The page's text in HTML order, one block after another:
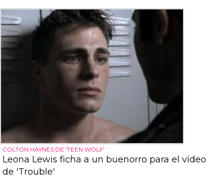
COLTON HAYNES DE 'TEEN WOLF'
Leona Lewis ficha a un buenorro para el vídeo
de 'Trouble'